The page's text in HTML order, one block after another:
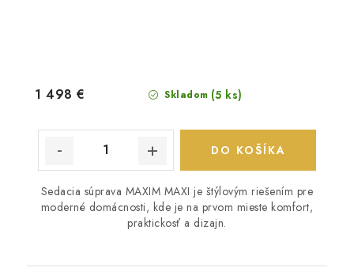
Skladom (5 ks)
1 498 €
DO KOŠÍKA
Sedacia súprava MAXIM MAXI je štýlovým riešením pre
moderné domácnosti, kde je na prvom mieste komfort,
praktickosť a dizajn.